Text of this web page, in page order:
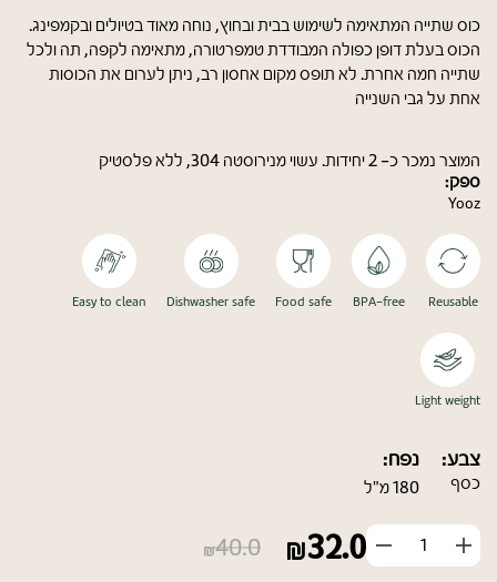
כוס שתייה המתאימה לשימוש בבית ובחוץ, נוחה מאוד בטיולים ובקמפינג.
הכוס בעלת דופן כפולה המבודדת טמפרטורה, מתאימה לקפה, תה ולכל
שתייה חמה אחרת. לא תופס מקום אחסון רב, ניתן לערום את הכוסות
אחת על גבי השנייה
ספק:
Yooz
צבע:
כסף
נפח:
180 מ"ל
Reusable
BPA-free
Food safe
Dishwasher safe
Easy to clean
Light weight
המוצר נמכר כ- 2 יחידות. עשוי מנירוסטה 304, ללא פלסטיק
הוסף
מוצר
החסר
מוצר32.0
40.0